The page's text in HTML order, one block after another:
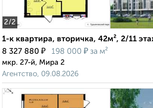
2/2
1-к квартира, вторичка, 42м², 2/11
8 327 880 ₽ 198 000 ₽ за м²
мкр. 27-й, Мира 2
Агентство, 09.08.2026